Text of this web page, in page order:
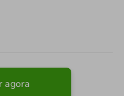
agora